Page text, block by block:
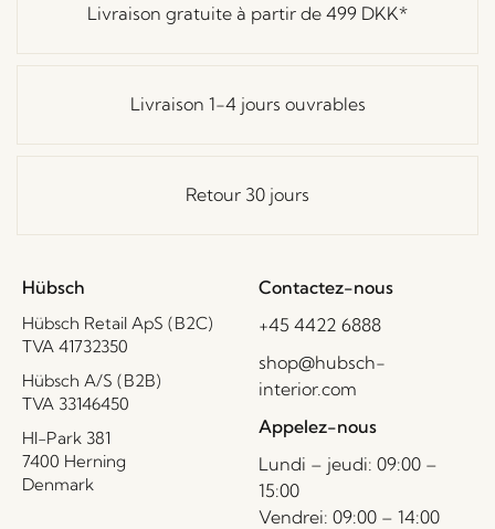
Livraison gratuite à partir de 499 DKK*
Livraison 1-4 jours ouvrables
Retour 30 jours
Hübsch
Hübsch Retail ApS (B2C)
TVA 41732350
Hübsch A/S (B2B)
TVA 33146450
HI-Park 381
7400 Herning
Denmark
Contactez-nous
+45 4422 6888
shop@hubsch-
interior.com
Appelez-nous
Lundi – jeudi: 09:00 –
15:00
Vendrei: 09:00 – 14:00